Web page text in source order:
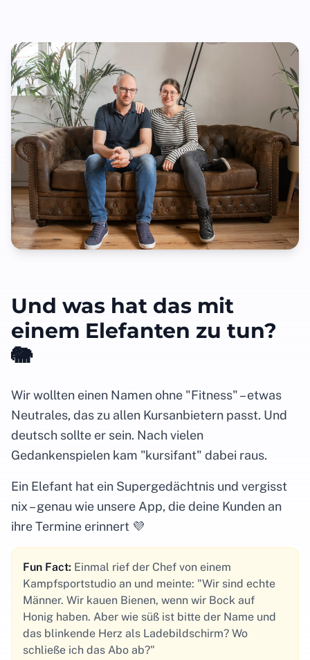
Und was hat das mit
einem Elefanten zu tun?
🐘
Wir wollten einen Namen ohne "Fitness" – etwas
Neutrales, das zu allen Kursanbietern passt. Und
deutsch sollte er sein. Nach vielen
Gedankenspielen kam "kursifant" dabei raus.
Ein Elefant hat ein Supergedächtnis und vergisst
nix – genau wie unsere App, die deine Kunden an
ihre Termine erinnert 💜
Fun Fact: Einmal rief der Chef von einem
Kampfsportstudio an und meinte: "Wir sind echte
Männer. Wir kauen Bienen, wenn wir Bock auf
Honig haben. Aber wie süß ist bitte der Name und
das blinkende Herz als Ladebildschirm? Wo
schließe ich das Abo ab?"